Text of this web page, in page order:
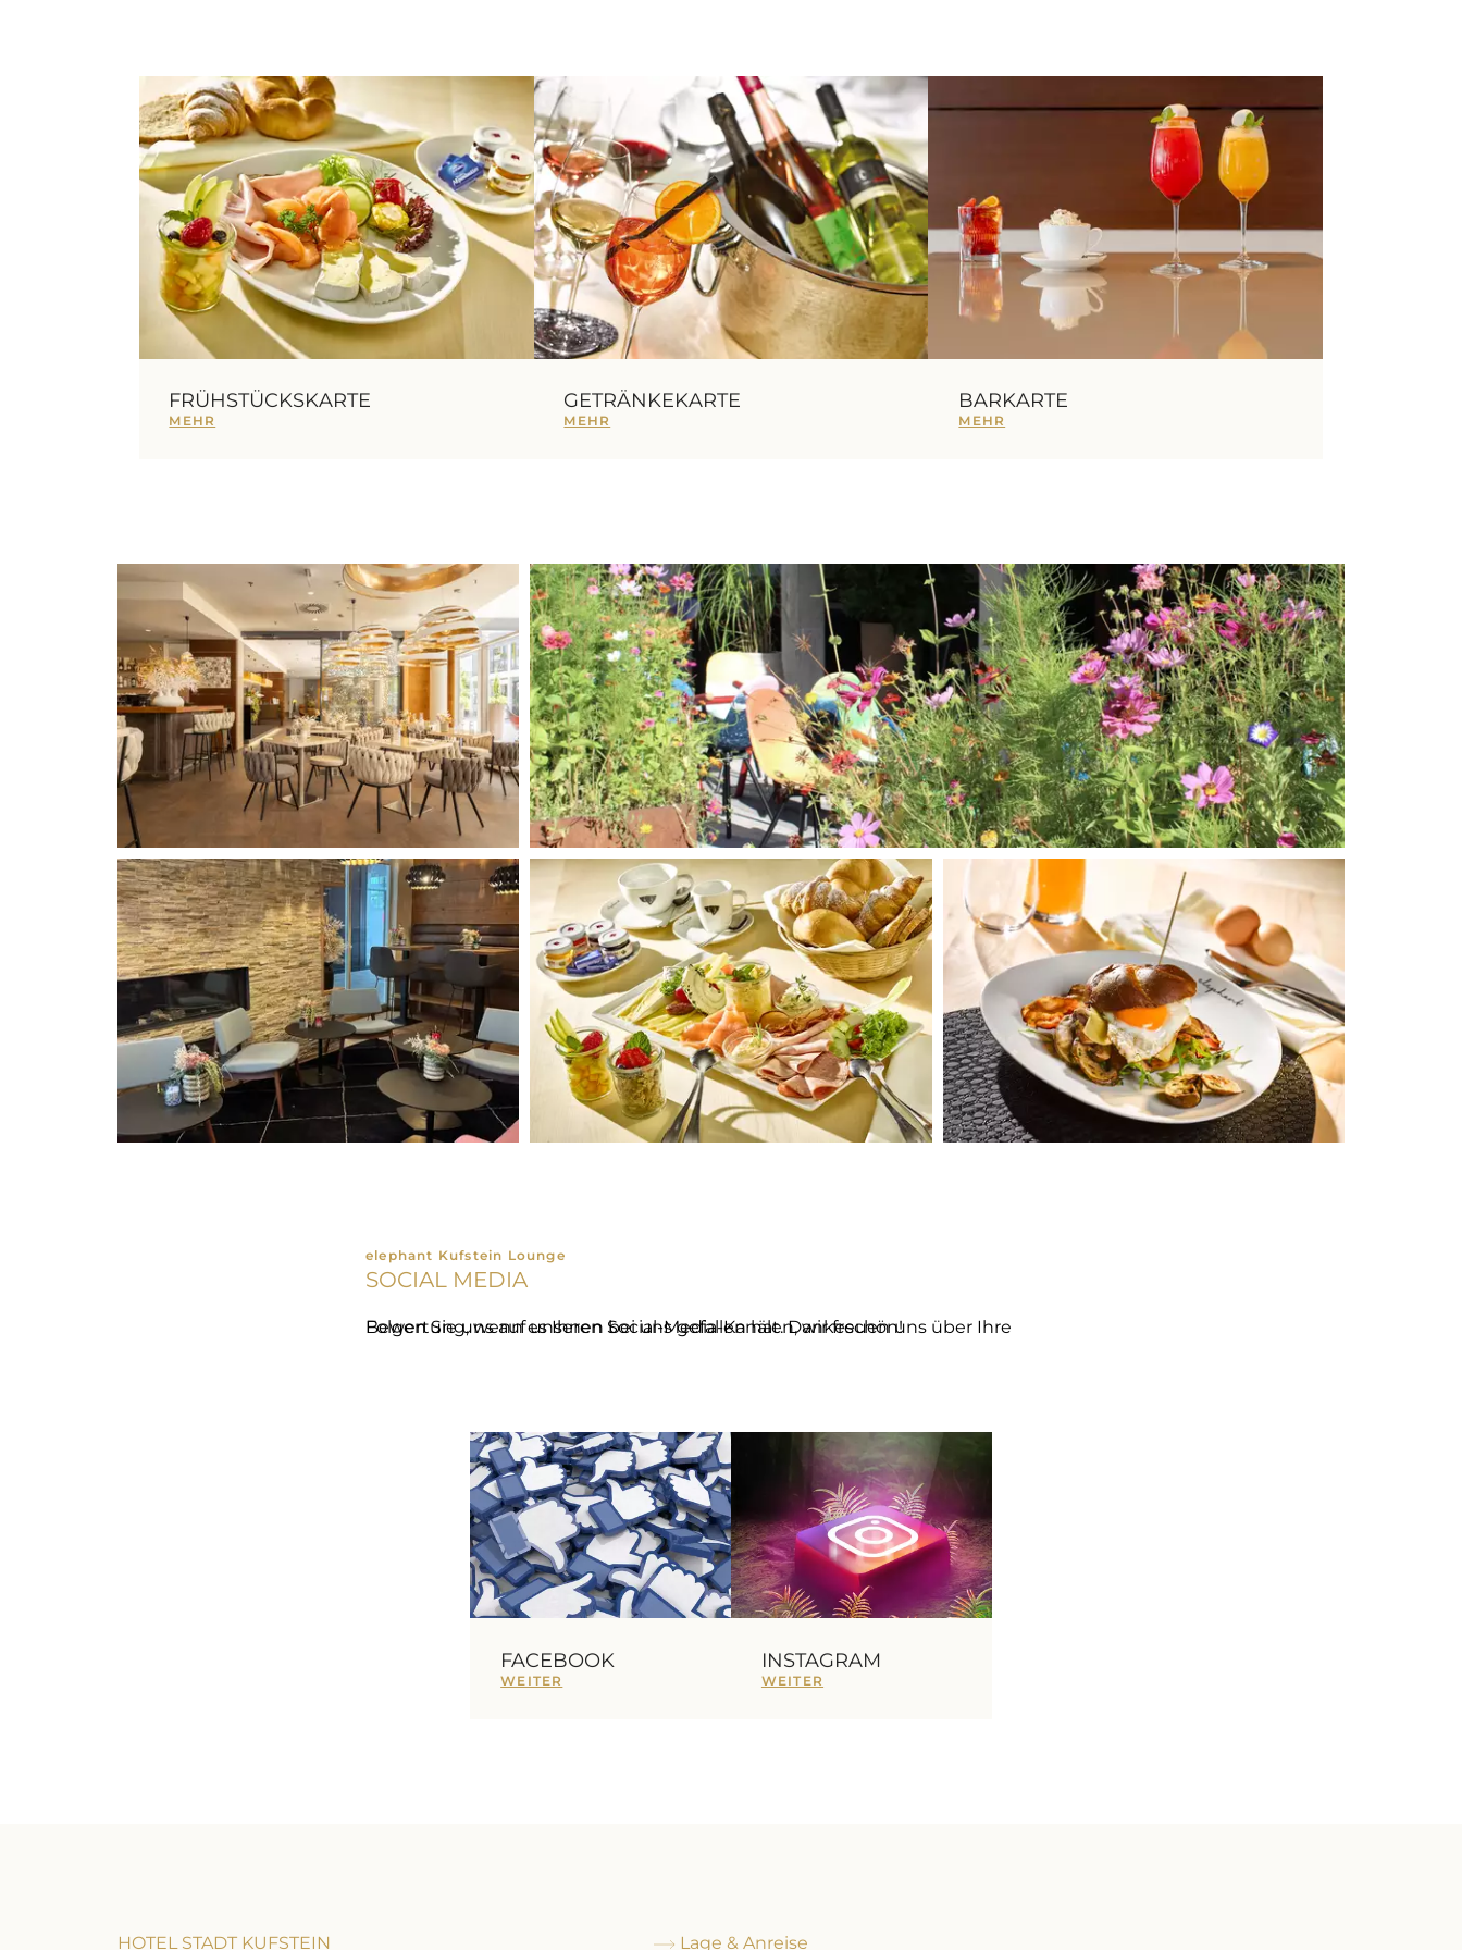
FRÜHSTÜCKSKARTE
MEHR
GETRÄNKEKARTE
MEHR
BARKARTE
MEHR
elephant Kufstein Lounge
SOCIAL MEDIA
Folgen Sie uns auf unseren Social-Media-Kanälen, wir freuen uns über Ihre Bewertung, wenn es Ihnen bei uns gefallen hat. Dankeschön!
FACEBOOK
WEITER
INSTAGRAM
WEITER
HOTEL STADT KUFSTEIN Lage & Anreise